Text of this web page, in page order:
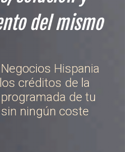
del mismo
Hispania
créditos de la
de tu
ningún coste